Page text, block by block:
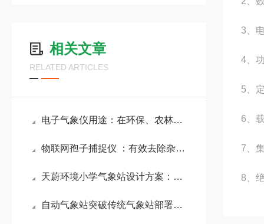
相关文章
RELATED ARTICLES
电子气象仪用途：在环保、农林等领域发挥作用，助力轻松了解气象变化
物联网孢子捕捉仪 ：有效去除杂质，确保孢子捕捉纯净度的孢子检测仪器
天蔚环境小学气象站设计方案：用于分析气象数据与环境污染的关系
自动气象站突破传统气象站部署：免调试一体化设计1小时完成安装快速投用
3、
4、
5、
6、
7、
8、